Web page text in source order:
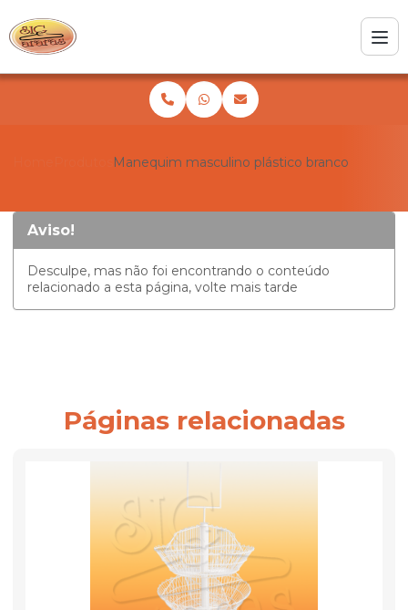
Manequim masculino plástico branco
Aviso!
Desculpe, mas não foi encontrando o conteúdo
relacionado a esta página, volte mais tarde
Páginas relacionadas